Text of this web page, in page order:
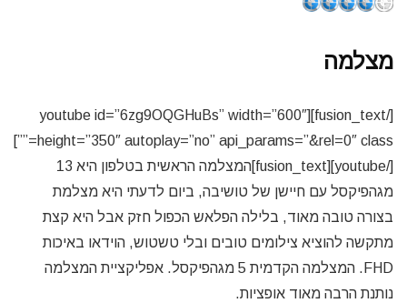
מצלמה
[/fusion_text][youtube id=”6zg9OQGHuBs” width=”600″
height=”350″ autoplay=”no” api_params=”&rel=0″ class=””]
[/youtube][fusion_text]המצלמה הראשית בטלפון היא 13
מגהפיקסל עם חיישן של טושיבה, ביום לדעתי היא מצלמת
בצורה טובה מאוד, בלילה הפלאש הכפול חזק אבל היא קצת
מתקשה להוציא צילומים טובים ובלי טשטוש, הוידאו באיכות
FHD. המצלמה הקדמית 5 מגהפיקסל. אפליקציית המצלמה
נותנת הרבה מאוד אופציות.